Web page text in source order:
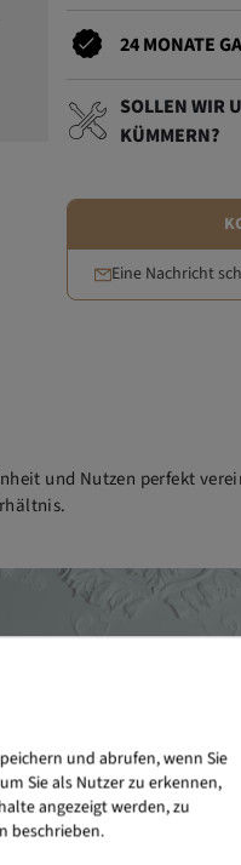
24 MONATE
SOLLEN WIR
KÜMMERN?
Eine Nachricht
und Nutzen perfekt
und abrufen, wenn Sie
Sie als Nutzer zu erkennen,
angezeigt werden, zu
beschrieben.